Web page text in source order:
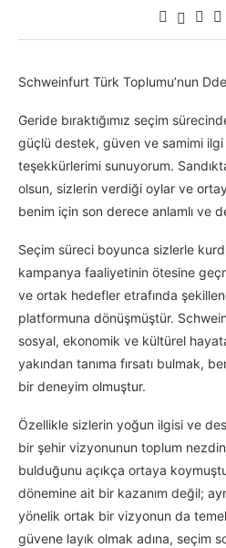
Schweinfurt Türk Toplumu’nun
Geride bıraktığımız seçim
güçlü destek, güven ve samimi
teşekkürlerimi sunuyorum.
olsun, sizlerin verdiği oylar ve
benim için son derece anlamlı ve
Seçim süreci boyunca sizlerle
kampanya faaliyetinin ötesine
ve ortak hedefler etrafında
platformuna dönüşmüştür.
sosyal, ekonomik ve kültürel
yakından tanıma fırsatı bulmak,
bir deneyim olmuştur.
Özellikle sizlerin yoğun ilgisi ve
bir şehir vizyonunun toplum
bulduğunu açıkça ortaya
dönemine ait bir kazanım değil;
yönelik ortak bir vizyonun da
güvene layık olmak adına, seçim